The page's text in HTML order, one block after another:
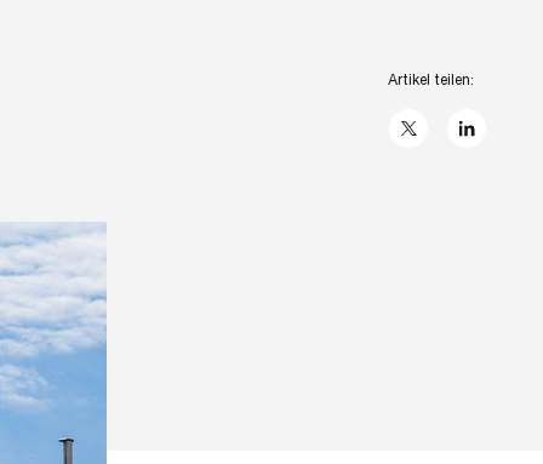
Artikel teilen:
X linkedIn